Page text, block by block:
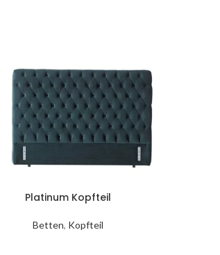
Platinum Kopfteil
Betten, Kopfteil